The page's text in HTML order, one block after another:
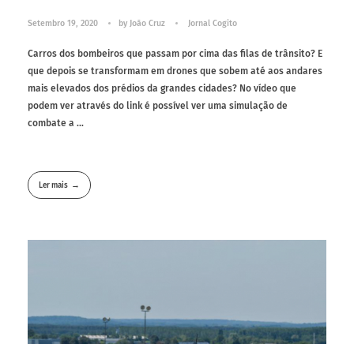
Setembro 19, 2020 by João Cruz Jornal Cogito
Carros dos bombeiros que passam por cima das filas de trânsito? E
que depois se transformam em drones que sobem até aos andares
mais elevados dos prédios da grandes cidades? No vídeo que
podem ver através do link é possível ver uma simulação de
combate a ...
Ler mais